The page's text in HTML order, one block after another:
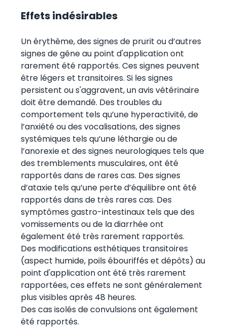
Effets indésirables
Un érythème, des signes de prurit ou d’autres
signes de gêne au point d'application ont
rarement été rapportés. Ces signes peuvent
être légers et transitoires. Si les signes
persistent ou s'aggravent, un avis vétérinaire
doit être demandé. Des troubles du
comportement tels qu’une hyperactivité, de
l’anxiété ou des vocalisations, des signes
systémiques tels qu’une léthargie ou de
l’anorexie et des signes neurologiques tels que
des tremblements musculaires, ont été
rapportés dans de rares cas. Des signes
d’ataxie tels qu’une perte d’équilibre ont été
rapportés dans de très rares cas. Des
symptômes gastro-intestinaux tels que des
vomissements ou de la diarrhée ont
également été très rarement rapportés.
Des modifications esthétiques transitoires
(aspect humide, poils ébouriffés et dépôts) au
point d'application ont été très rarement
rapportées, ces effets ne sont généralement
plus visibles après 48 heures.
Des cas isolés de convulsions ont également
été rapportés.